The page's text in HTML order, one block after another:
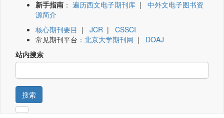
新手指南 ： 遍历西文电子期刊库 | 中外文电子图书资
源简介
核心期刊要目 | JCR | CSSCI
常见期刊平台： 北京大学期刊网 | DOAJ
站内搜索
搜索